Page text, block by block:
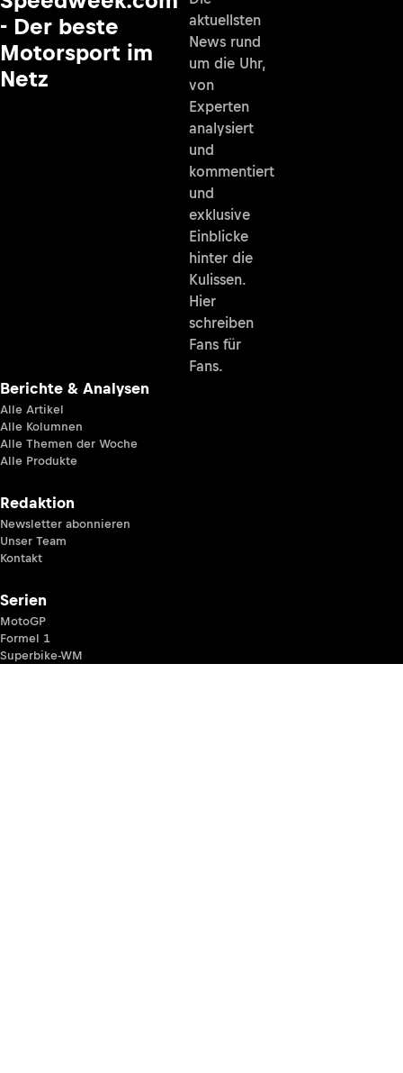
- Der beste
Motorsport im
Netz
aktuellsten
News rund
um die Uhr,
von
Experten
analysiert
und
kommentiert
und
exklusive
Einblicke
hinter die
Kulissen.
Hier
schreiben
Fans für
Fans.
Berichte & Analysen
Alle Artikel
Alle Kolumnen
Alle Themen der Woche
Alle Produkte
Redaktion
Newsletter abonnieren
Unser Team
Kontakt
Serien
MotoGP
Formel 1
Superbike-WM